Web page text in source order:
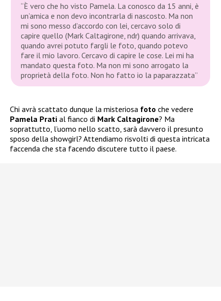
“È vero che ho visto Pamela. La conosco da 15 anni, è
un’amica e non devo incontrarla di nascosto. Ma non
mi sono messo d’accordo con lei, cercavo solo di
capire quello (Mark Caltagirone, ndr) quando arrivava,
quando avrei potuto fargli le foto, quando potevo
fare il mio lavoro. Cercavo di capire le cose. Lei mi ha
mandato questa foto. Ma non mi sono arrogato la
proprietà della foto. Non ho fatto io la paparazzata”
Chi avrà scattato dunque la misteriosa foto che vedere
Pamela Prati al fianco di Mark Caltagirone? Ma
soprattutto, l’uomo nello scatto, sarà davvero il presunto
sposo della showgirl? Attendiamo risvolti di questa intricata
faccenda che sta facendo discutere tutto il paese.